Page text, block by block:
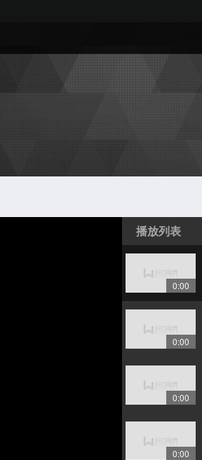
播放列表
0:00
0:00
0:00
0:00